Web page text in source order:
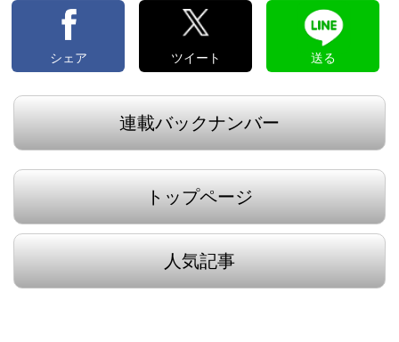
シェア ツイート 送る
連載バックナンバー
トップページ
人気記事